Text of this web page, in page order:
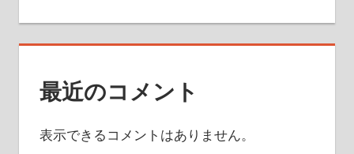
最近のコメント
表示できるコメントはありません。